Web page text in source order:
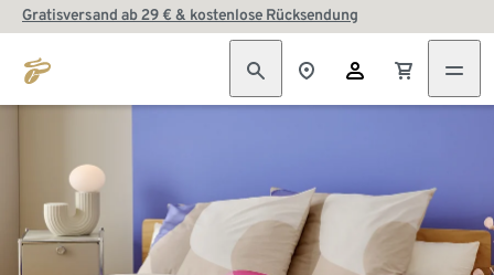
Gratisversand ab 29 € & kostenlose Rücksendung